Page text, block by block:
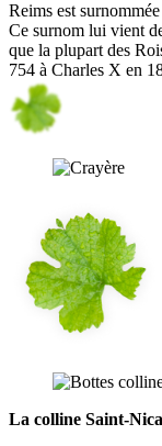
Reims est
Ce surnom lui vient
que la plupart des
754 à Charles X en
La colline Saint-